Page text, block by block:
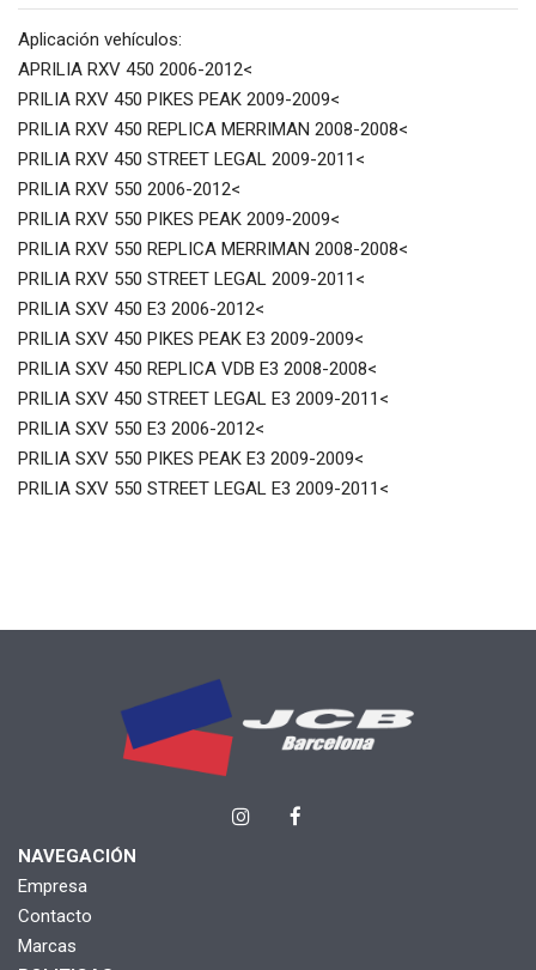
Aplicación vehículos:
APRILIA RXV 450 2006-2012<
PRILIA RXV 450 PIKES PEAK 2009-2009<
PRILIA RXV 450 REPLICA MERRIMAN 2008-2008<
PRILIA RXV 450 STREET LEGAL 2009-2011<
PRILIA RXV 550 2006-2012<
PRILIA RXV 550 PIKES PEAK 2009-2009<
PRILIA RXV 550 REPLICA MERRIMAN 2008-2008<
PRILIA RXV 550 STREET LEGAL 2009-2011<
PRILIA SXV 450 E3 2006-2012<
PRILIA SXV 450 PIKES PEAK E3 2009-2009<
PRILIA SXV 450 REPLICA VDB E3 2008-2008<
PRILIA SXV 450 STREET LEGAL E3 2009-2011<
PRILIA SXV 550 E3 2006-2012<
PRILIA SXV 550 PIKES PEAK E3 2009-2009<
PRILIA SXV 550 STREET LEGAL E3 2009-2011<
NAVEGACIÓN
Empresa
Contacto
Marcas